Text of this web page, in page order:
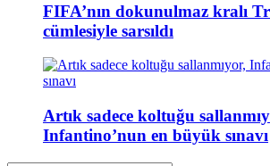
FIFA’nın dokunulmaz kralı
cümlesiyle sarsıldı
Artık sadece koltuğu
Infantino’nun en büyük sınavı